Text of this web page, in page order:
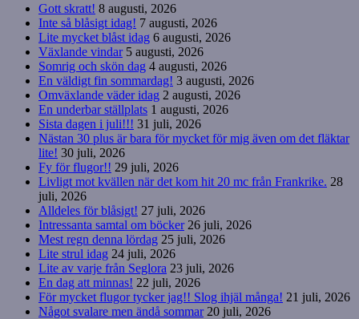
Gott skratt! 8 augusti, 2026
Inte så blåsigt idag! 7 augusti, 2026
Lite mycket blåst idag 6 augusti, 2026
Växlande vindar 5 augusti, 2026
Somrig och skön dag 4 augusti, 2026
En väldigt fin sommardag! 3 augusti, 2026
Omväxlande väder idag 2 augusti, 2026
En underbar ställplats 1 augusti, 2026
Sista dagen i juli!!! 31 juli, 2026
Nästan 30 plus är bara för mycket för mig även om det fläktar
lite! 30 juli, 2026
Fy för flugor!! 29 juli, 2026
Livligt mot kvällen när det kom hit 20 mc från Frankrike. 28
juli, 2026
Alldeles för blåsigt! 27 juli, 2026
Intressanta samtal om böcker 26 juli, 2026
Mest regn denna lördag 25 juli, 2026
Lite strul idag 24 juli, 2026
Lite av varje från Seglora 23 juli, 2026
En dag att minnas! 22 juli, 2026
För mycket flugor tycker jag!! Slog ihjäl många! 21 juli, 2026
Något svalare men ändå sommar 20 juli, 2026